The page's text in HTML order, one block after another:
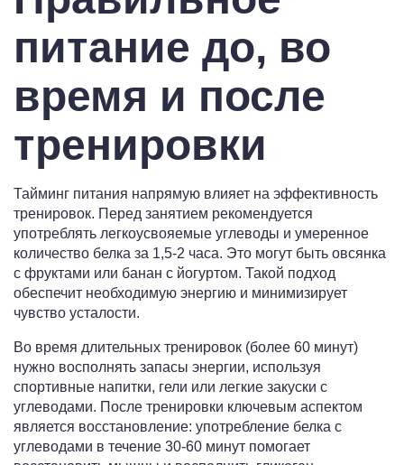
питание до, во
время и после
тренировки
Тайминг питания напрямую влияет на эффективность
тренировок. Перед занятием рекомендуется
употреблять легкоусвояемые углеводы и умеренное
количество белка за 1,5-2 часа. Это могут быть овсянка
с фруктами или банан с йогуртом. Такой подход
обеспечит необходимую энергию и минимизирует
чувство усталости.
Во время длительных тренировок (более 60 минут)
нужно восполнять запасы энергии, используя
спортивные напитки, гели или легкие закуски с
углеводами. После тренировки ключевым аспектом
является восстановление: употребление белка с
углеводами в течение 30-60 минут помогает